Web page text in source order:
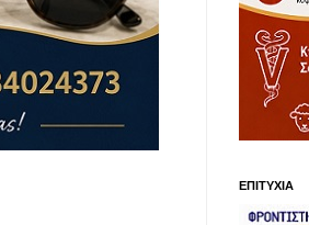
ΕΠΙΤΥΧΙΑ